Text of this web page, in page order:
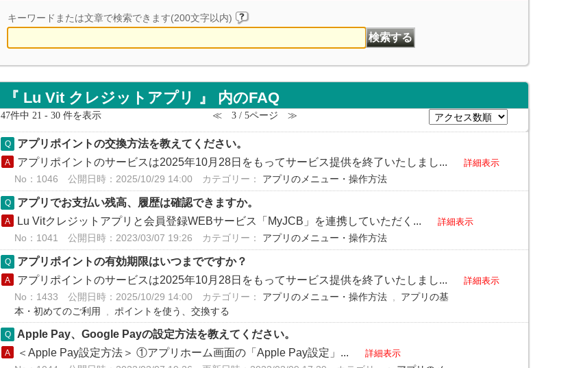
キーワードまたは文章で検索できます(200文字以内)
『 Lu Vit クレジットアプリ 』 内のFAQ
47件中 21 - 30 件を表示 ≪ 3 / 5ページ ≫
アプリポイントの交換方法を教えてください。
アプリポイントのサービスは2025年10月28日をもってサービス提供を終了いたしまし...
詳細表示
No：1046
公開日時：2025/10/29 14:00 カテゴリー： アプリのメニュー・操作方法
アプリでお支払い残高、履歴は確認できますか。
Lu Vitクレジットアプリと会員登録WEBサービス「MyJCB」を連携していただく...
詳細表示
No：1041
公開日時：2023/03/07 19:26 カテゴリー： アプリのメニュー・操作方法
アプリポイントの有効期限はいつまでですか？
アプリポイントのサービスは2025年10月28日をもってサービス提供を終了いたしまし...
詳細表示
No：1433
公開日時：2025/10/29 14:00 カテゴリー： アプリのメニュー・操作方法 , アプリの基
本・初めてのご利用
, ポイントを使う、交換する
Apple Pay、Google Payの設定方法を教えてください。
＜Apple Pay設定方法＞ ①アプリホーム画面の「Apple Pay設定」...
詳細表示